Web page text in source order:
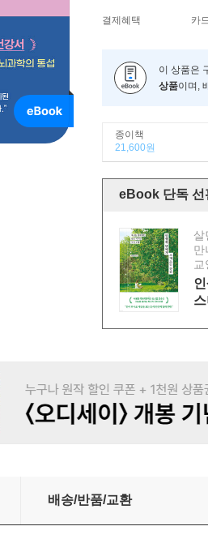
결제혜택 카
이 상품은
상품이며,
종이책
21,600원
eBook 단독 선
살
만
교
배송/반품/교환